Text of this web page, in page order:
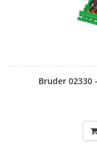
Bruder 02330